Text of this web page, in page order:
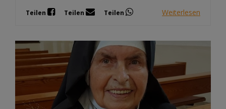
Teilen Teilen Teilen Weiterlesen